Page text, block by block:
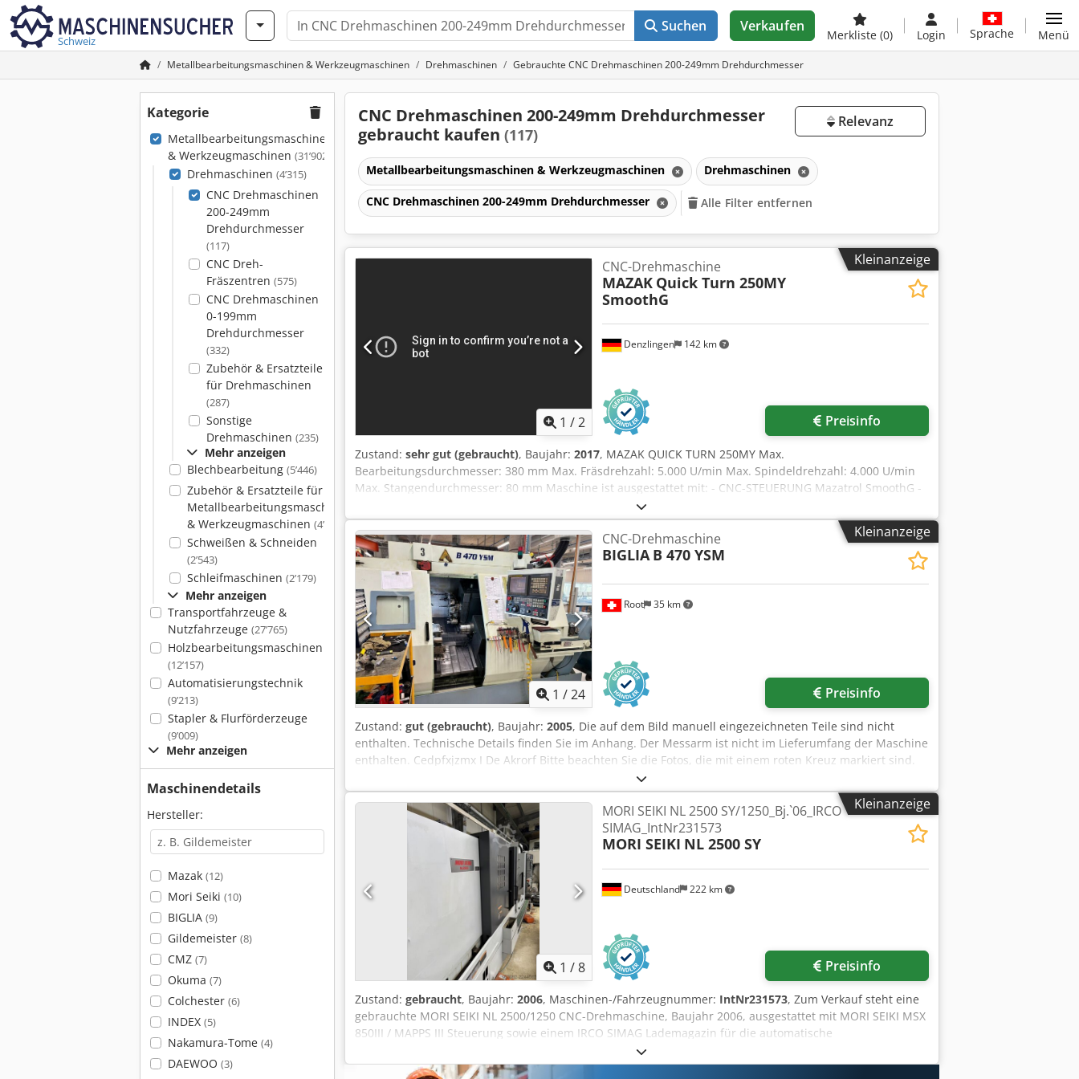
Schweiz
Suchen Verkaufen
Merkliste (0) Login Sprache Menü
Metallbearbeitungsmaschinen & Werkzeugmaschinen Drehmaschinen Gebrauchte CNC Drehmaschinen 200-249mm Drehdurchmesser
Kategorie
Metallbearbeitungsmaschinen
& Werkzeugmaschinen (31’902)
Drehmaschinen (4’315)
CNC Drehmaschinen
200-249mm
Drehdurchmesser
(117)
CNC Dreh-
Fräszentren (575)
CNC Drehmaschinen
0-199mm
Drehdurchmesser
(332)
Zubehör & Ersatzteile
für Drehmaschinen
(287)
Sonstige
Drehmaschinen (235)
Mehr anzeigen
Blechbearbeitung (5’446)
Zubehör & Ersatzteile für
Metallbearbeitungsmaschinen
& Werkzeugmaschinen (4’083)
Schweißen & Schneiden
(2’543)
Schleifmaschinen (2’179)
Mehr anzeigen
Transportfahrzeuge &
Nutzfahrzeuge (27’765)
Holzbearbeitungsmaschinen
(12’157)
Automatisierungstechnik
(9’213)
Stapler & Flurförderzeuge
(9’009)
Mehr anzeigen
Maschinendetails
Hersteller:
Mazak (12)
Mori Seiki (10)
BIGLIA (9)
Gildemeister (8)
CMZ (7)
Okuma (7)
Colchester (6)
INDEX (5)
Nakamura-Tome (4)
DAEWOO (3)
CNC Drehmaschinen 200-249mm Drehdurchmesser
gebraucht kaufen (117)
Relevanz
Metallbearbeitungsmaschinen & Werkzeugmaschinen Drehmaschinen
CNC Drehmaschinen 200-249mm Drehdurchmesser Alle Filter entfernen
Kleinanzeige
1 /2
Denzlingen 142 km
CNC-Drehmaschine
MAZAK Quick Turn 250MY
SmoothG
Preisinfo
Zustand: sehr gut (gebraucht), Baujahr: 2017, MAZAK QUICK TURN 250MY Max.
Bearbeitungsdurchmesser: 380 mm Max. Fräsdrehzahl: 5.000 U/min Max. Spindeldrehzahl: 4.000 U/min
Max. Stangendurchmesser: 80 mm Maschine ist ausgestattet mit: - CNC-STEUERUNG Mazatrol SmoothG -
KITAGAWA Dreibackenfutter BB-210, Durchmesser 254 mm - Tool Eye Credpfx Aeyki Taokref - C-Achse - Y-
Achse - autom. Teilefänger - Interface für Stangenlademagazin - Signalleuchte (3-farbige LED) - verstärkte
Kühlmittelpumpe - Späneförderer - Standard MAZAK Werkzeugpaket
Kleinanzeige
1 /24
Root 35 km
CNC-Drehmaschine
BIGLIA B 470 YSM
Preisinfo
Zustand: gut (gebraucht), Baujahr: 2005, Die auf dem Bild manuell eingezeichneten Teile sind nicht
enthalten. Technische Details finden Sie im Anhang. Der Messarm ist nicht im Lieferumfang der Maschine
enthalten. Cedpfxjzmx I De Akrorf Bitte beachten Sie die Fotos, die mit einem roten Kreuz markiert sind.
Kleinanzeige
1 /8
Deutschland 222 km
MORI SEIKI NL 2500 SY/1250_Bj.`06_IRCO
SIMAG_IntNr231573
MORI SEIKI NL 2500 SY
Preisinfo
Zustand: gebraucht, Baujahr: 2006, Maschinen-/Fahrzeugnummer: IntNr231573, Zum Verkauf steht eine
gebrauchte MORI SEIKI NL 2500/1250 CNC-Drehmaschine, Baujahr 2006, ausgestattet mit MORI SEIKI MSX
850III / MAPPS III Steuerung sowie einem IRCO SIMAG Lademagazin für die automatische
Stangenzuführung. Technische Daten Steuerung: MORI SEIKI MSX 850III / MAPPS III Herkunft: Japan
Bauart: Schrägbett-CNC-Drehmaschine Spitzenweite: 1.250 mm Max. Drehlänge: 1.298 mm Max.